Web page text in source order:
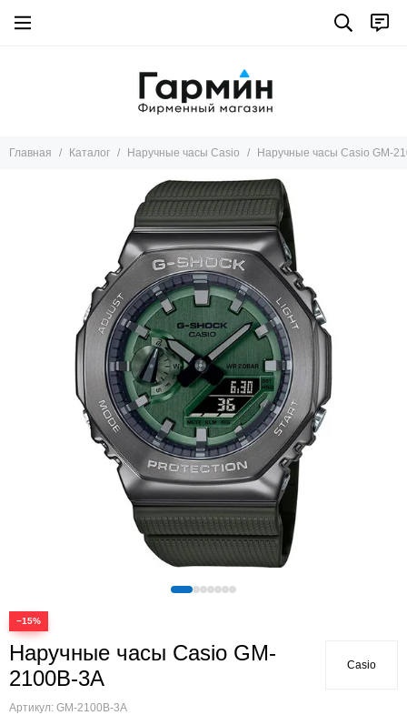
Главная Каталог Наручные часы Casio Наручные часы Casio GM-
−15%
Наручные часы Casio GM-
2100B-3A
Артикул: GM-2100B-3A
Casio